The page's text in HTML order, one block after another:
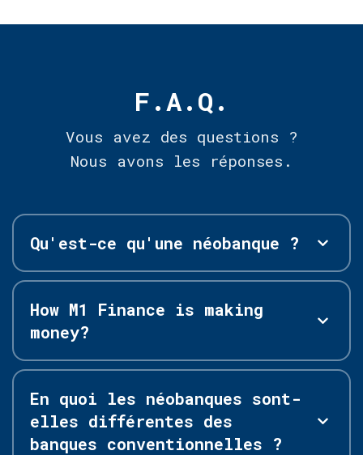
F.A.Q.
Vous avez des questions ?
Nous avons les réponses.
Qu'est-ce qu'une néobanque ?
How M1 Finance is making
money?
En quoi les néobanques sont-
elles différentes des
banques conventionnelles ?